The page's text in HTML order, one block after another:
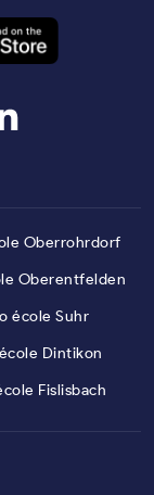
Oberrohrdorf
Oberentfelden
école Suhr
Dintikon
Fislisbach